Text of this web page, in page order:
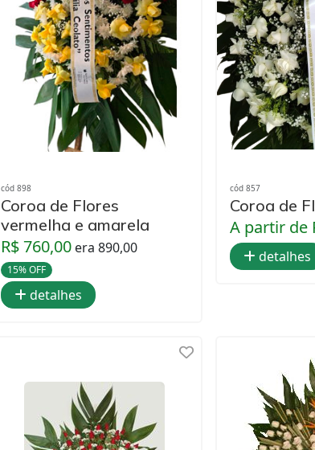
cód 898
Coroa de Flores
vermelha e amarela
R$ 760,00 era 890,00
15% OFF
detalhes
cód 857
Coroa de
A partir de
detalhes